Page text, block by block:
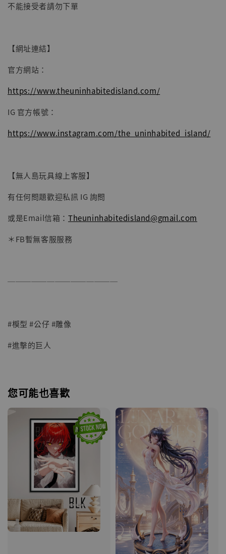
不能接受者請勿下單
【網址連結】
官方網站：
https://www.theuninhabitedisland.com/
IG 官方帳號：
https://www.instagram.com/the_uninhabited_island/
【無人島玩具線上客服】
有任何問題歡迎私訊 IG 詢問
或是Email信箱： Theuninhabitedisland@gmail.com
＊FB暫無客服服務
──────────────
#模型 #公仔 #雕像
#進擊的巨人
您可能也喜歡